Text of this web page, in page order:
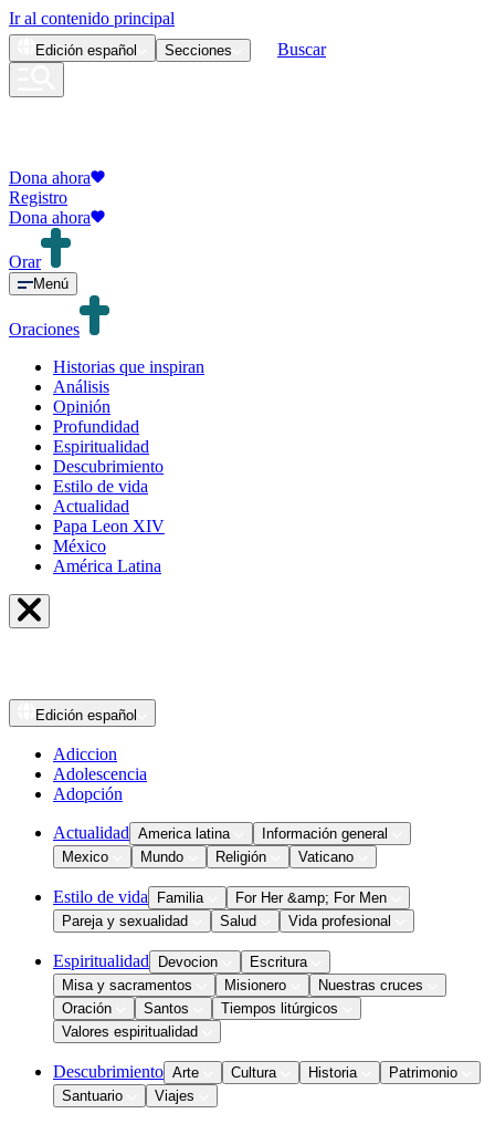
Ir al contenido principal
Edición español Secciones Buscar
Dona ahora
Registro
Dona ahora
Orar
Menú
Oraciones
Historias que inspiran
Análisis
Opinión
Profundidad
Espiritualidad
Descubrimiento
Estilo de vida
Actualidad
Papa Leon XIV
México
América Latina
Edición español
Adiccion
Adolescencia
Adopción
Actualidad America latina
Información general
Mexico
Mundo Religión Vaticano
Estilo de vida Familia
For Her &amp; For Men
Pareja y sexualidad
Salud Vida profesional
Espiritualidad Devocion
Escritura
Misa y sacramentos
Misionero
Nuestras cruces
Oración
Santos
Tiempos litúrgicos
Valores espiritualidad
Descubrimiento Arte Cultura Historia
Patrimonio
Santuario
Viajes